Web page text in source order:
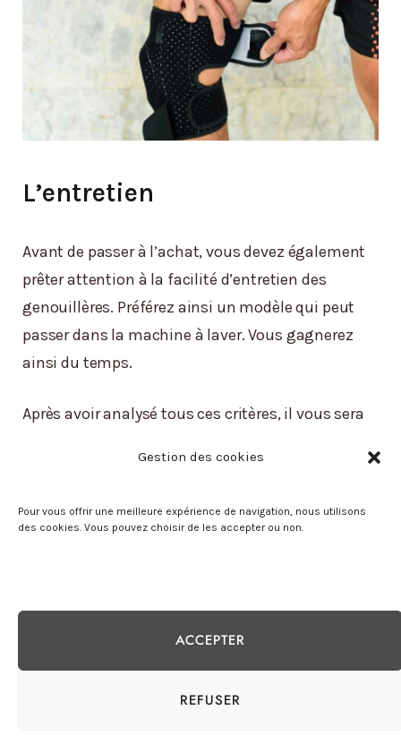
Gestion des cookies
Pour vous offrir une meilleure expérience de navigation, nous utilisons
des cookies. Vous pouvez choisir de les accepter ou non.
ACCEPTER
REFUSER
L’entretien
Avant de passer à l’achat, vous devez également
prêter attention à la facilité d’entretien des
genouillères. Préférez ainsi un modèle qui peut
passer dans la machine à laver. Vous gagnerez
ainsi du temps.
Après avoir analysé tous ces critères, il vous sera
attends dans les commentaires.